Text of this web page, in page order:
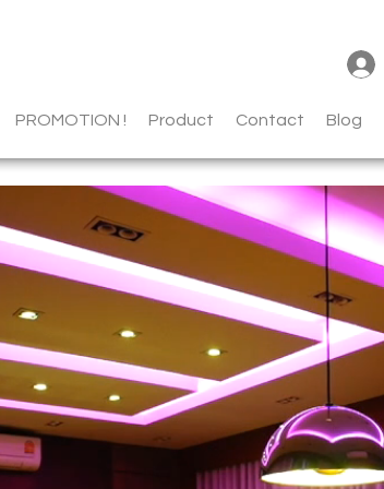
PROMOTION ! Product Contact Blog